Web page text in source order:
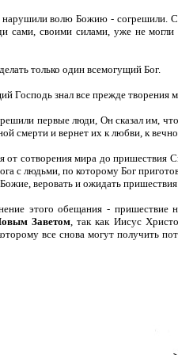
волю Божию - согрешили.
сами, своими силами, уже не могли
только один всемогущий Бог.
Господь знал все прежде творения
первые люди, Он сказал им,
смерти и вернет их к любви, к
от сотворения мира до пришествия
с людьми, по которому Бог
веровать и ожидать
этого обещания -
Заветом, так как Иисус
все снова могут получить